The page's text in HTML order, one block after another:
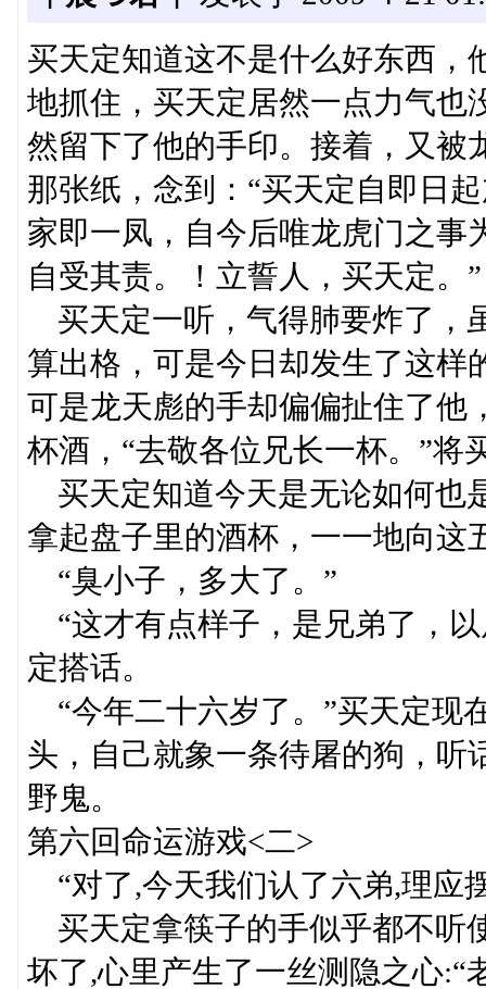
买天定知道这不是什么好东西，
地抓住，买天定居然一点力气也
然留下了他的手印。接着，又被
那张纸，念到：“买天定自即日
家即一凤，自今后唯龙虎门之事
自受其责。！立誓人，买天定。”
买天定一听，气得肺要炸了，
算出格，可是今日却发生了这样
可是龙天彪的手却偏偏扯住了他
杯酒，“去敬各位兄长一杯。”将
买天定知道今天是无论如何也
拿起盘子里的酒杯，一一地向这
“臭小子，多大了。”
“这才有点样子，是兄弟了，
定搭话。
“今年二十六岁了。”买天定现
头，自己就象一条待屠的狗，听
野鬼。
第六回命运游戏<二>
“对了,今天我们认了六弟,理应
买天定拿筷子的手似乎都不听
坏了,心里产生了一丝测隐之心:“